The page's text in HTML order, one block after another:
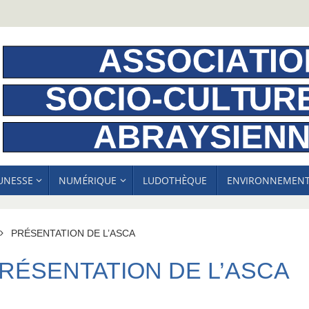
NUMÉRIQUE LUDOTHÈQUE
ACCUEIL
PRÉSENTATION DE L’ASCA
DE L’ASCA